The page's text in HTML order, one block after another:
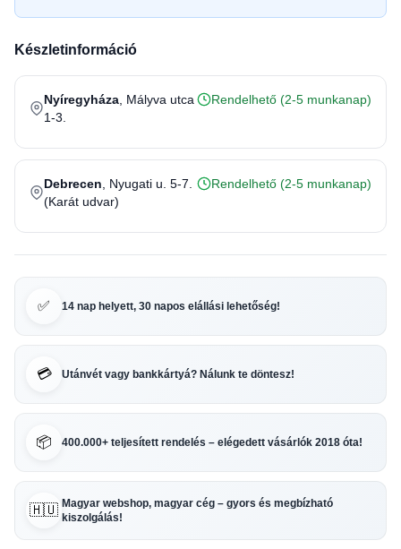
Készletinformáció
Nyíregyháza , Mályva utca
1-3.
Rendelhető (2-5 munkanap)
Debrecen , Nyugati u. 5-7.
(Karát udvar)
Rendelhető (2-5 munkanap)
✅ 14 nap helyett, 30 napos elállási lehetőség!
💳 Utánvét vagy bankkártyá? Nálunk te döntesz!
📦 400.000+ teljesített rendelés – elégedett vásárlók 2018 óta!
🇭🇺 Magyar webshop, magyar cég – gyors és megbízható
kiszolgálás!